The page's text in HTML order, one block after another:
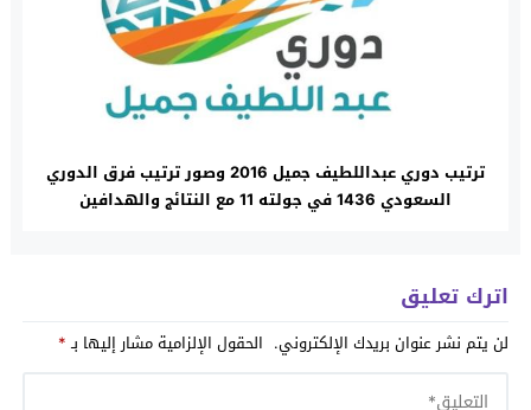
ترتيب دوري عبداللطيف جميل 2016 وصور ترتيب فرق الدوري
السعودي 1436 في جولته 11 مع النتائج والهدافين
اترك تعليق
لن يتم نشر عنوان بريدك الإلكتروني. الحقول الإلزامية مشار إليها بـ*